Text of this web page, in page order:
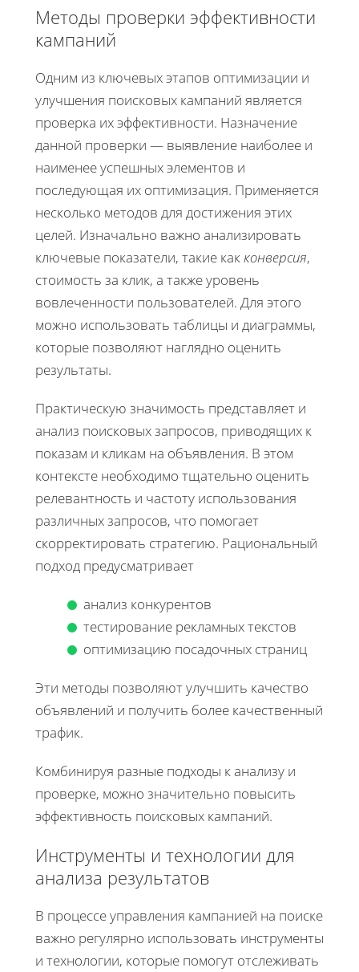
Методы проверки эффективности
кампаний
Одним из ключевых этапов оптимизации и
улучшения поисковых кампаний является
проверка их эффективности. Назначение
данной проверки — выявление наиболее и
наименее успешных элементов и
последующая их оптимизация. Применяется
несколько методов для достижения этих
целей. Изначально важно анализировать
ключевые показатели, такие какконверсия,
стоимость за клик, а также уровень
вовлеченности пользователей. Для этого
можно использовать таблицы и диаграммы,
которые позволяют наглядно оценить
результаты.
Практическую значимость представляет и
анализ поисковых запросов, приводящих к
показам и кликам на объявления. В этом
контексте необходимо тщательно оценить
релевантность и частоту использования
различных запросов, что помогает
скорректировать стратегию. Рациональный
подход предусматривает
анализ конкурентов
тестирование рекламных текстов
оптимизацию посадочных страниц
Эти методы позволяют улучшить качество
объявлений и получить более качественный
трафик.
Комбинируя разные подходы к анализу и
проверке, можно значительно повысить
эффективность поисковых кампаний.
Инструменты и технологии для
анализа результатов
В процессе управления кампанией на поиске
важно регулярно использовать инструменты
и технологии, которые помогут отслеживать